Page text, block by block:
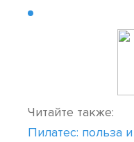
Читайте также:
Пилатес: польза